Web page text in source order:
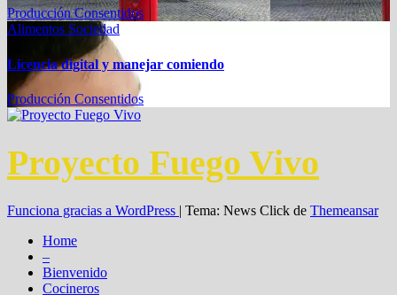
Producción Consentidos
Alimentos Sociedad
Licencia digital y manejar comiendo
Producción Consentidos
Proyecto Fuego Vivo
Funciona gracias a WordPress | Tema: News Click de Themeansar
Home
–
Bienvenido
Cocineros